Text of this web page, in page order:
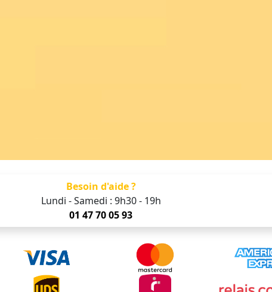
Besoin d'aide ?
Lundi - Samedi : 9h30 - 19h
01 47 70 05 93